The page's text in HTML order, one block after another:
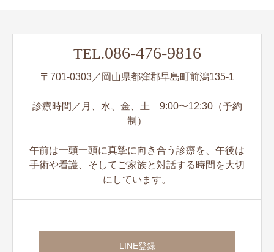
TEL.086-476-9816
〒701-0303／岡山県都窪郡早島町前潟135-1
診療時間／月、水、金、土 9:00〜12:30（予約
制）
午前は一頭一頭に真摯に向き合う診療を、午後は
手術や看護、そしてご家族と対話する時間を大切
にしています。
LINE登録